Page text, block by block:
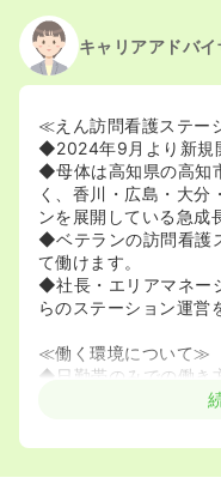
キャリアアドバ
≪えん訪問看護ステー
◆2024年9月より新規
◆母体は高知県の高知
く、香川・広島・大分
ンを展開している急成
◆ベテランの訪問看護
て働けます。
◆社長・エリアマネー
らのステーション運営
≪働く環境について≫
◆日勤帯のみでの働き
イベートと仕事の両立
十分に確保できます。